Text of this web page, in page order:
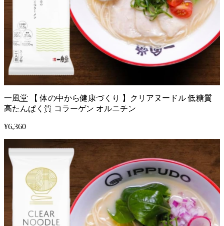
一風堂 【 体の中から健康づくり 】クリアヌードル 低糖質
高たんぱく質 コラーゲン オルニチン
¥6,360